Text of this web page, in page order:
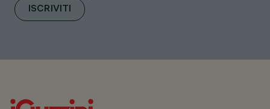
ISCRIVITI